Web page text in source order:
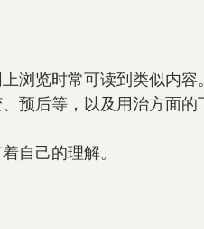
上浏览时常可读到类似内容。
着自己的理解。